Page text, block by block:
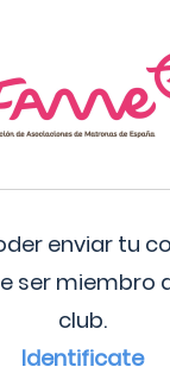
enviar tu
ser miembro
club.
Identificate